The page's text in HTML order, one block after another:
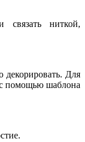
связать ниткой,
Для
помощью шаблона